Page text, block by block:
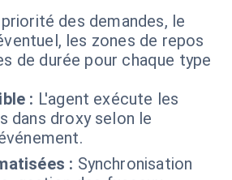
des demandes, le
les zones de repos
de durée pour chaque type
: L'agent exécute les
dans droxy selon le
: Synchronisation